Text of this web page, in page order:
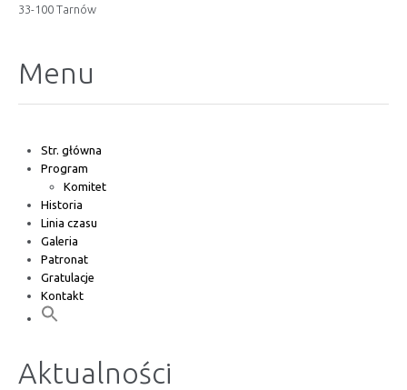
33-100 Tarnów
Menu
Str. główna
Program
Komitet
Historia
Linia czasu
Galeria
Patronat
Gratulacje
Kontakt
Aktualności